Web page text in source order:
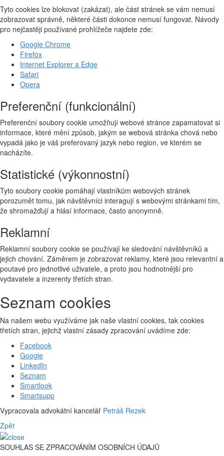
Tyto cookies lze blokovat (zakázat), ale část stránek se vám nemusí
zobrazovat správně, některé části dokonce nemusí fungovat. Návody
pro nejčastěji používané prohlížeče najdete zde:
Google Chrome
Firefox
Internet Explorer a Edge
Safari
Opera
Preferenční (funkcionální)
Preferenční soubory cookie umožňují webové stránce zapamatovat si
informace, které mění způsob, jakým se webová stránka chová nebo
vypadá jako je váš preferovaný jazyk nebo region, ve kterém se
nacházíte.
Statistické (výkonnostní)
Tyto soubory cookie pomáhají vlastníkům webových stránek
porozumět tomu, jak návštěvníci interagují s webovými stránkami tím,
že shromažďují a hlásí informace, často anonymně.
Reklamní
Reklamní soubory cookie se používají ke sledování návštěvníků a
jejich chování. Záměrem je zobrazovat reklamy, které jsou relevantní a
poutavé pro jednotlivé uživatele, a proto jsou hodnotnější pro
vydavatele a inzerenty třetích stran.
Seznam cookies
Na našem webu využíváme jak naše vlastní cookies, tak cookies
třetích stran, jejichž vlastní zásady zpracování uvádíme zde:
Facebook
Google
LinkedIn
Seznam
Smartlook
Smartsupp
Vypracovala advokátní kancelář Petráš Rezek
Zpět
SOUHLAS SE ZPRACOVÁNÍM OSOBNÍCH ÚDAJŮ